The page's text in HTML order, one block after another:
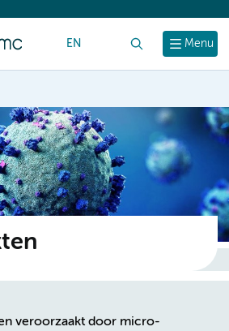
Menu
EN
veroorzaakt door micro-